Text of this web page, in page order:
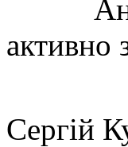
активно
Сергій